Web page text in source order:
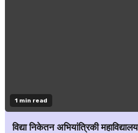
1 min read
विद्या निकेतन अभियांत्रिकी